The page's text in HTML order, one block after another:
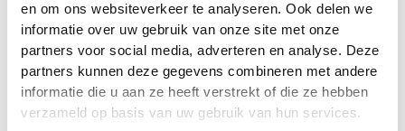
en om ons websiteverkeer te analyseren. Ook delen we
informatie over uw gebruik van onze site met onze
partners voor social media, adverteren en analyse. Deze
partners kunnen deze gegevens combineren met andere
informatie die u aan ze heeft verstrekt of die ze hebben
verzameld op basis van uw gebruik van hun services.